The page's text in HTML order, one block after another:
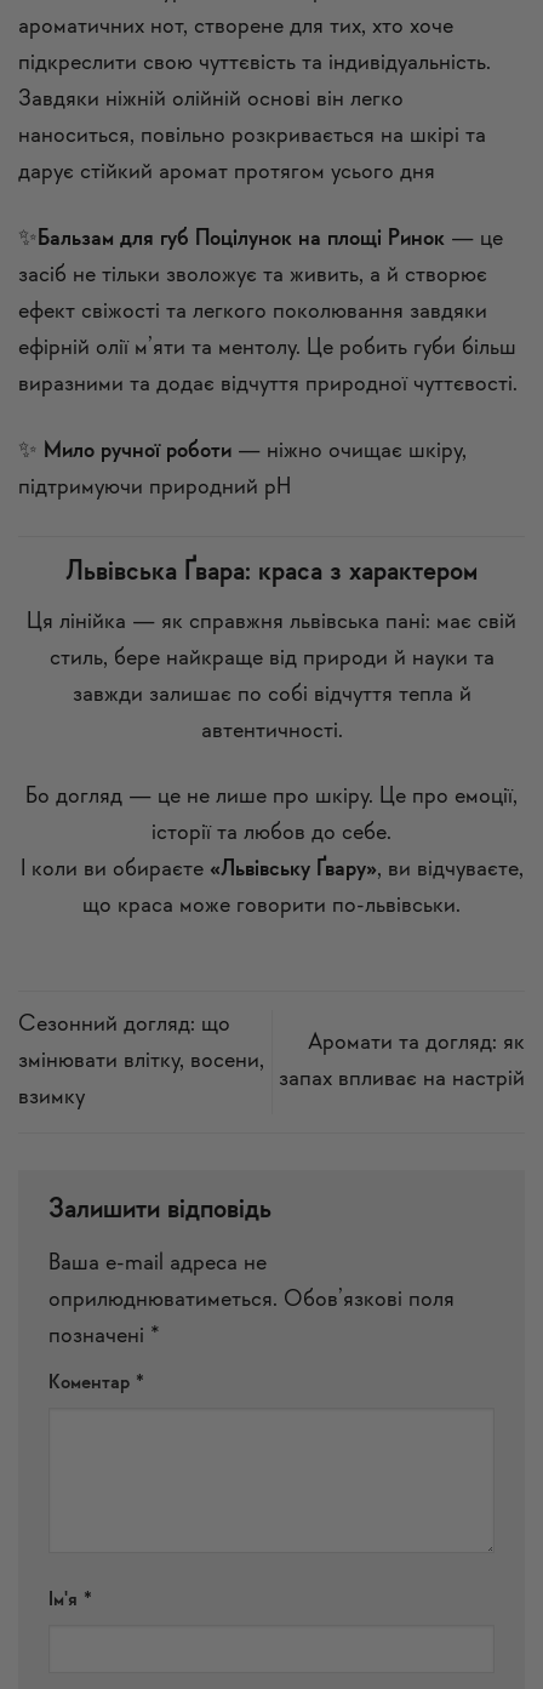
ароматичних нот, створене для тих, хто хоче
підкреслити свою чуттєвість та індивідуальність.
Завдяки ніжній олійній основі він легко
наноситься, повільно розкривається на шкірі та
дарує стійкий аромат протягом усього дня
✨Бальзам для губ Поцілунок на площі Ринок — це
засіб не тільки зволожує та живить, а й створює
ефект свіжості та легкого поколювання завдяки
ефірній олії м’яти та ментолу. Це робить губи більш
виразними та додає відчуття природної чуттєвості.
✨ Мило ручної роботи — ніжно очищає шкіру,
підтримуючи природний pH
Львівська Ґвара: краса з характером
Ця лінійка — як справжня львівська пані: має свій
стиль, бере найкраще від природи й науки та
завжди залишає по собі відчуття тепла й
автентичності.
Бо догляд — це не лише про шкіру. Це про емоції,
історії та любов до себе.
І коли ви обираєте «Львівську Ґвару», ви відчуваєте,
що краса може говорити по-львівськи.
Сезонний догляд: що
змінювати влітку, восени,
взимку
Аромати та догляд: як
запах впливає на настрій
Залишити відповідь
Ваша e-mail адреса не
оприлюднюватиметься. Обов’язкові поля
позначені *
Коментар *
Ім'я *